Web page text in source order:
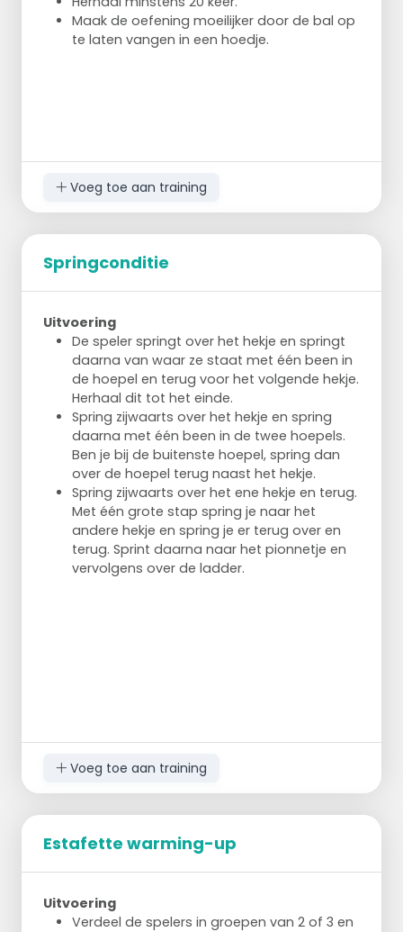
Maak de oefening moeilijker door de bal op
te laten vangen in een hoedje.
Voeg toe aan training
Springconditie
Uitvoering
De speler springt over het hekje en springt
daarna van waar ze staat met één been in
de hoepel en terug voor het volgende hekje.
Herhaal dit tot het einde.
Spring zijwaarts over het hekje en spring
daarna met één been in de twee hoepels.
Ben je bij de buitenste hoepel, spring dan
over de hoepel terug naast het hekje.
Spring zijwaarts over het ene hekje en terug.
Met één grote stap spring je naar het
andere hekje en spring je er terug over en
terug. Sprint daarna naar het pionnetje en
vervolgens over de ladder.
Voeg toe aan training
Estafette warming-up
Uitvoering
Verdeel de spelers in groepen van 2 of 3 en